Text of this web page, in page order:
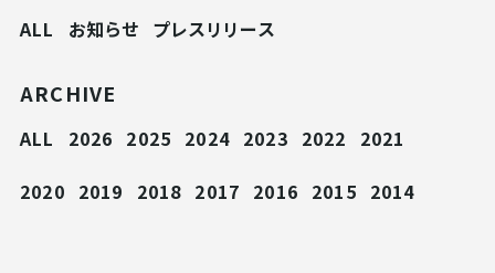
ALL お知らせ プレスリリース
ARCHIVE
ALL 2026 2025 2024 2023 2022
2021
2020 2019 2018 2017 2016 2015 2014